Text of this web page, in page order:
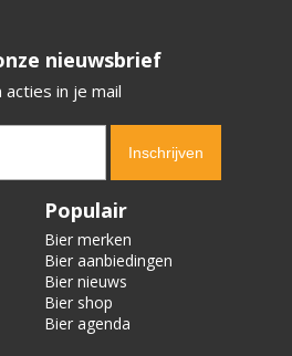
nieuwsbrief
in je mail
Populair
Bier merken
Bier aanbiedingen
Bier nieuws
Bier shop
Bier agenda